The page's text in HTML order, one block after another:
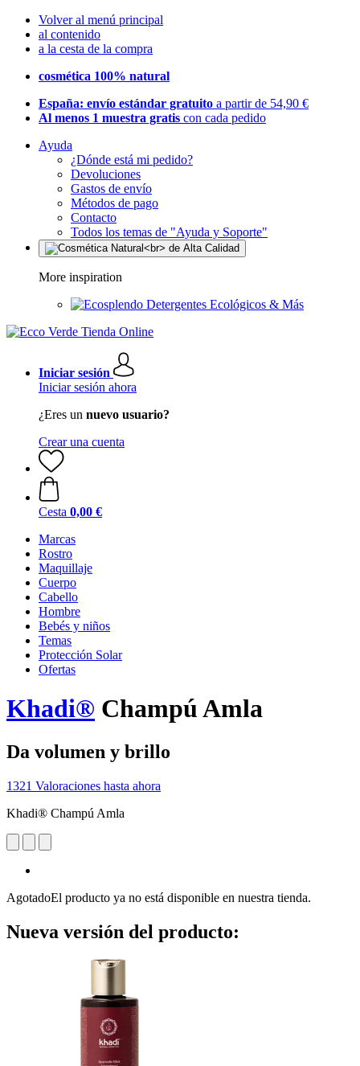
Volver al menú principal
al contenido
a la cesta de la compra
cosmética 100% natural
España: envío estándar gratuito a partir de 54,90 €
Al menos 1 muestra gratis con cada pedido
Ayuda
¿Dónde está mi pedido?
Devoluciones
Gastos de envío
Métodos de pago
Contacto
Todos los temas de "Ayuda y Soporte"
More inspiration
Detergentes Ecológicos & Más
Iniciar sesión
Iniciar sesión ahora
¿Eres un nuevo usuario?
Crear una cuenta
Cesta 0,00 €
Marcas
Rostro
Maquillaje
Cuerpo
Cabello
Hombre
Bebés y niños
Temas
Protección Solar
Ofertas
Khadi® Champú Amla
Da volumen y brillo
1321 Valoraciones hasta ahora
Khadi® Champú Amla
AgotadoEl producto ya no está disponible en nuestra tienda.
Nueva versión del producto: